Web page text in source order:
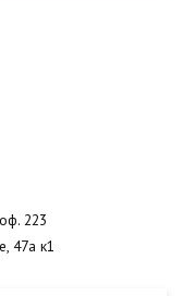
223
47а к1